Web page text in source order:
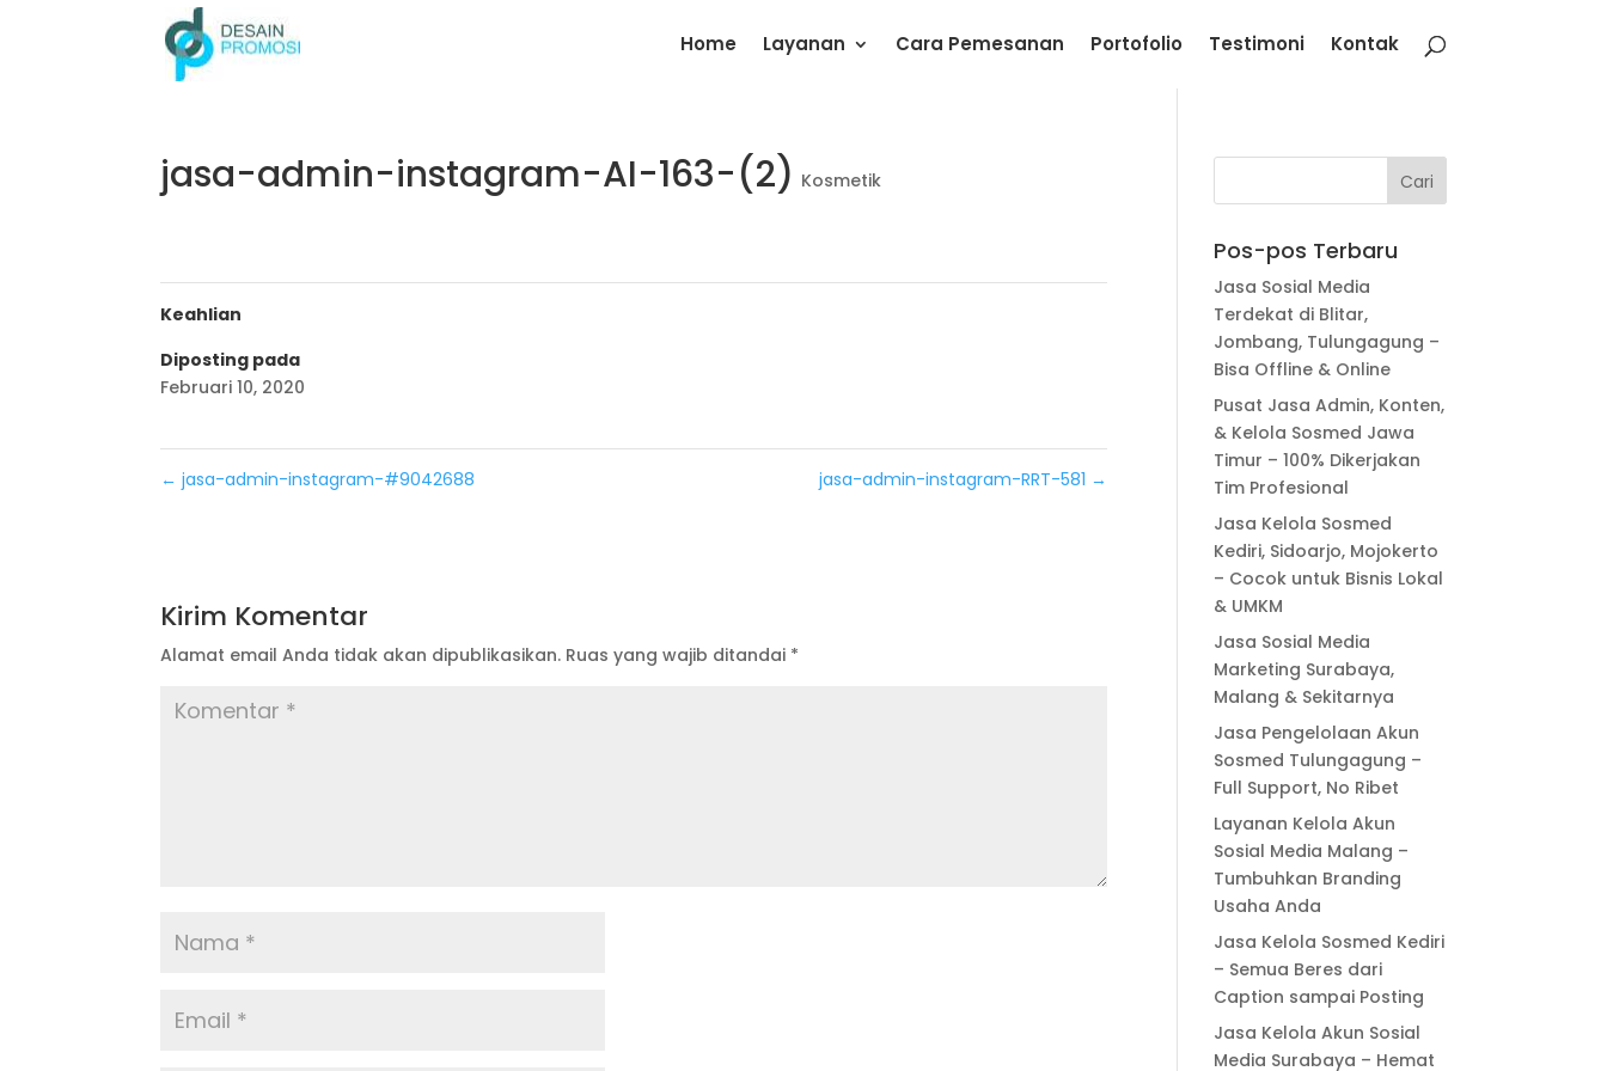
Home Layanan Cara Pemesanan Portofolio Testimoni Kontak
jasa-admin-instagram-AI-163-(2) Kosmetik
Keahlian
Diposting pada
Februari 10, 2020
← jasa-admin-instagram-#9042688 jasa-admin-instagram-RRT-581 →
Kirim Komentar
Alamat email Anda tidak akan dipublikasikan. Ruas yang wajib ditandai *
Pos-pos Terbaru
Jasa Sosial Media
Terdekat di Blitar,
Jombang, Tulungagung –
Bisa Offline & Online
Pusat Jasa Admin, Konten,
& Kelola Sosmed Jawa
Timur – 100% Dikerjakan
Tim Profesional
Jasa Kelola Sosmed
Kediri, Sidoarjo, Mojokerto
– Cocok untuk Bisnis Lokal
& UMKM
Jasa Sosial Media
Marketing Surabaya,
Malang & Sekitarnya
Jasa Pengelolaan Akun
Sosmed Tulungagung –
Full Support, No Ribet
Layanan Kelola Akun
Sosial Media Malang –
Tumbuhkan Branding
Usaha Anda
Jasa Kelola Sosmed Kediri
– Semua Beres dari
Caption sampai Posting
Jasa Kelola Akun Sosial
Media Surabaya – Hemat